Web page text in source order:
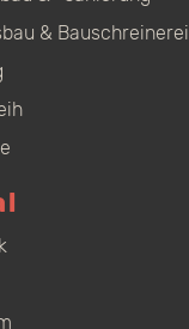
& Bauschreinerei